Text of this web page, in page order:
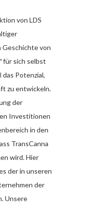
von LDS
Geschichte von
für sich selbst
Potenzial,
zu entwickeln.
der
Investitionen
in den
TransCanna
wird. Hier
der in unseren
der
Unsere